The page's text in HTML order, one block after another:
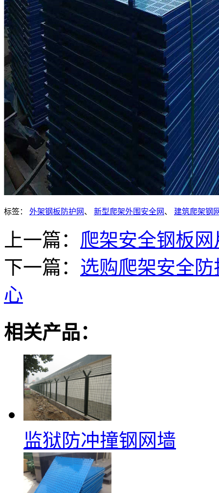
标签： 外架钢板防护网 、 新型爬架外围安全网 、 建筑爬架钢
上一篇： 爬架安全钢板
下一篇： 选购爬架安全
心
相关产品：
监狱防冲撞钢网墙